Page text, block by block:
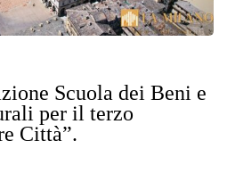
Scuola dei Beni e
per il terzo
Città”.